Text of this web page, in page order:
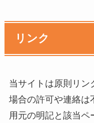
リンク
当サイトは原則リン
場合の許可や連絡は
用元の明記と該当ペ